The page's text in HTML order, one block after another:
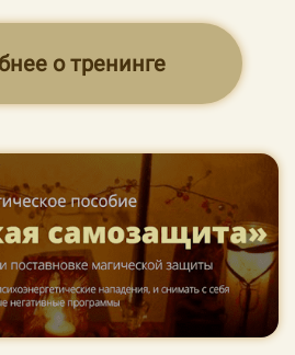
о тренинге